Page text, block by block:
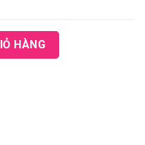
Thin Lubricated Condoms
HÀNG